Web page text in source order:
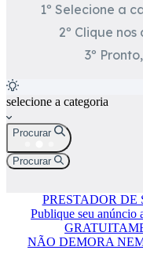
1º Selecione a
2º Clique
3º
selecione a categoria
Procurar
Procurar
PRESTADOR DE
Publique seu anúncio
NÃO DEMORA